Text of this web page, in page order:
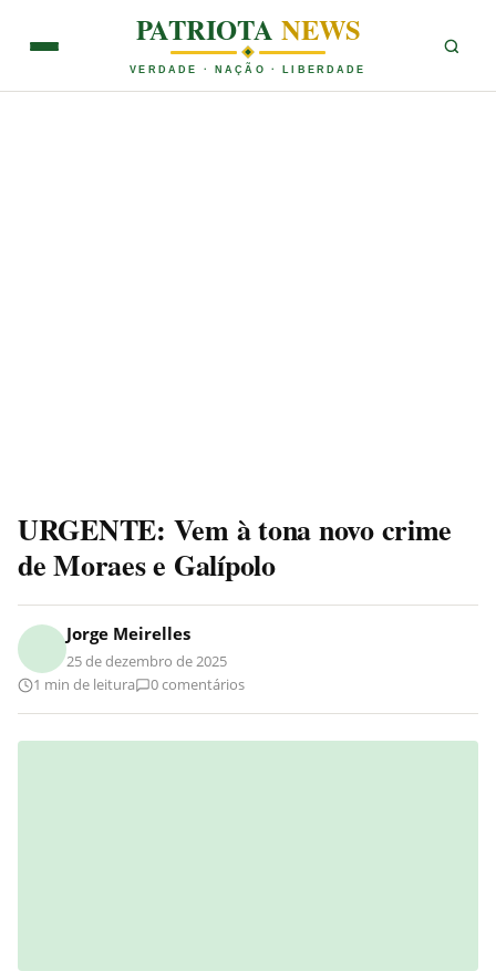
PATRIOTANEWS
VERDADE · NAÇÃO · LIBERDADE
URGENTE: Vem à tona novo crime
de Moraes e Galípolo
Jorge Meirelles
25 de dezembro de 2025
1 min de leitura
0 comentários